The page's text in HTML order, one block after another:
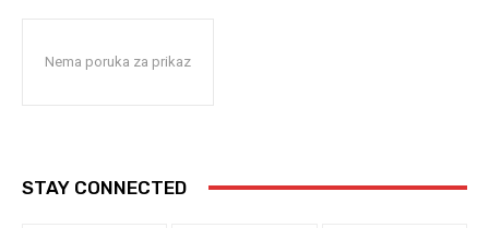
Nema poruka za prikaz
STAY CONNECTED